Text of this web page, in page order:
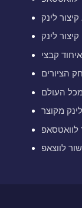
לינק
קיצור לינק
הציורים
העולם
לינק מקוצר
לוואטסאפ
לווצאפ